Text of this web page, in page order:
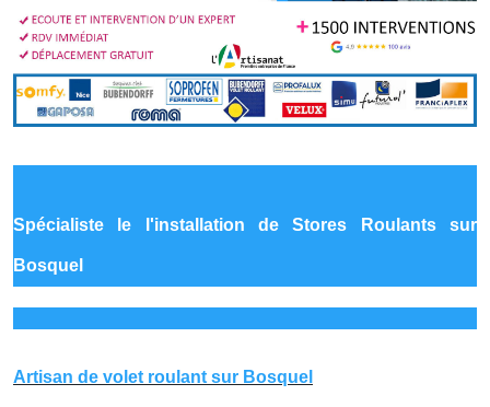
Spécialiste le l'installation de Stores Roulants sur
Bosquel
Artisan de volet roulant sur Bosquel